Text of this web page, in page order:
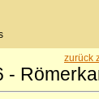
zurück
-